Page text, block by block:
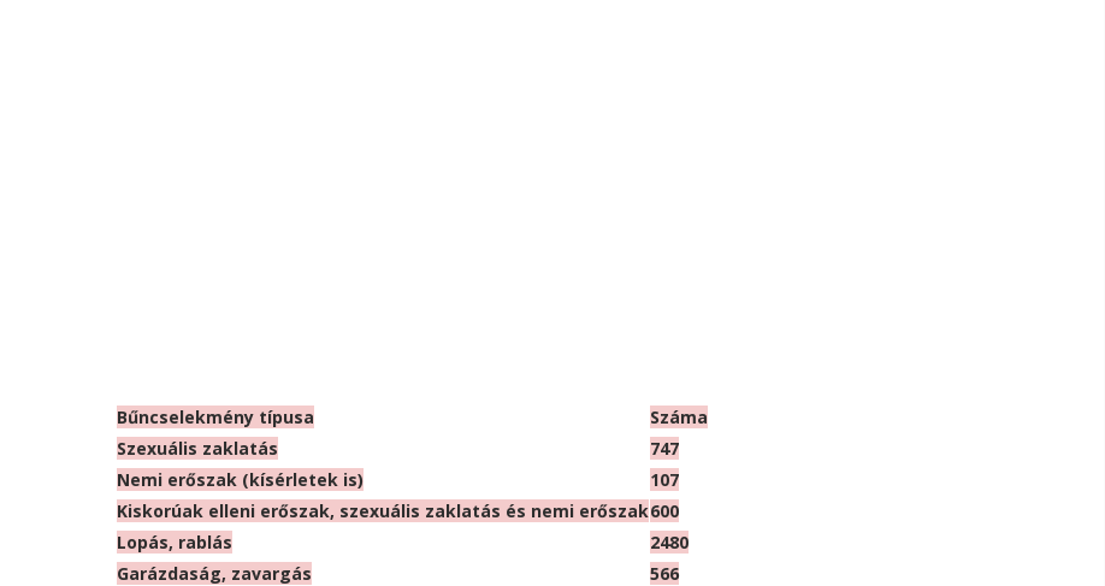
Bűncselekmény típusa
Száma
Szexuális zaklatás
747
Nemi erőszak (kísérletek is)
107
Kiskorúak elleni erőszak, szexuális zaklatás és nemi erőszak600
Lopás, rablás
2480
Garázdaság, zavargás
566